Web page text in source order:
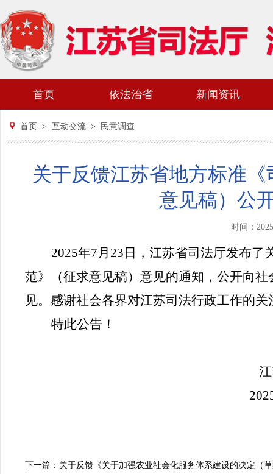
首页 依法治省 新闻资讯
首页 > 互动交流 > 民意调查
关于反馈江苏省地方标准
意见稿）公
时间：
2025年7月23日，江苏省司法厅发布
范》（征求意见稿）意见的通知，公开向
见。感谢社会各界对江苏司法行政工作的关
特此公告！
下一篇：关于反馈《关于加强农业社会化服务体系建设的决定（